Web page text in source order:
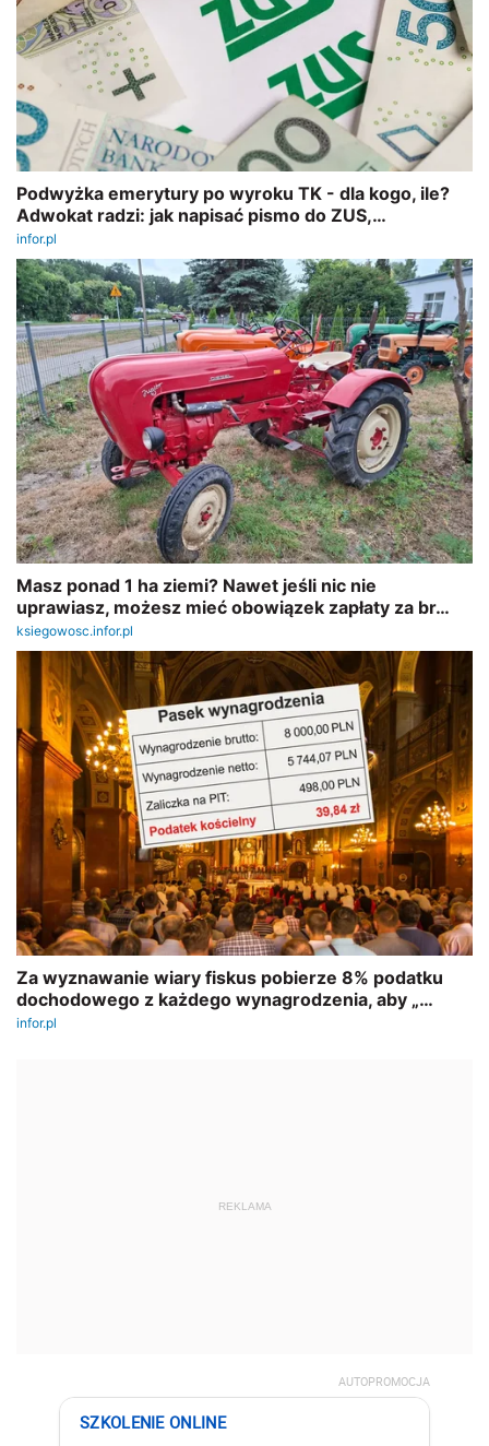
REKLAMA
AUTOPROMOCJA
SZKOLENIE ONLINE